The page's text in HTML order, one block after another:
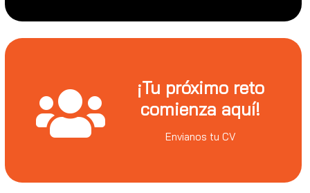
¡Tu próximo reto
comienza aquí!
Envianos tu CV